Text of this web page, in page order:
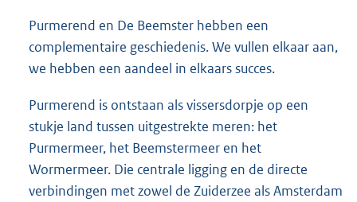
Purmerend en De Beemster hebben een
complementaire geschiedenis. We vullen elkaar aan,
we hebben een aandeel in elkaars succes.
Purmerend is ontstaan als vissersdorpje op een
stukje land tussen uitgestrekte meren: het
Purmermeer, het Beemstermeer en het
Wormermeer. Die centrale ligging en de directe
verbindingen met zowel de Zuiderzee als Amsterdam